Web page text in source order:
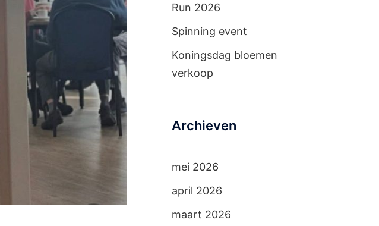
Run 2026
Spinning event
Koningsdag bloemen
verkoop
Archieven
mei 2026
april 2026
maart 2026